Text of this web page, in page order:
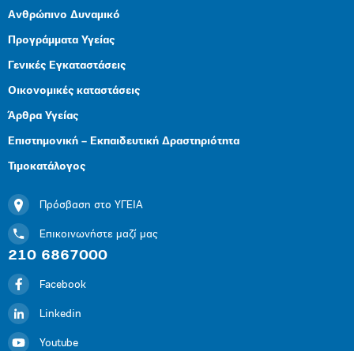
Ανθρώπινο Δυναμικό
Προγράμματα Υγείας
Γενικές Εγκαταστάσεις
Οικονομικές καταστάσεις
Άρθρα Υγείας
Επιστημονική – Εκπαιδευτική Δραστηριότητα
Τιμοκατάλογος
Πρόσβαση στο ΥΓΕΙΑ
Επικοινωνήστε μαζί μας
210 6867000
Facebook
Linkedin
Youtube